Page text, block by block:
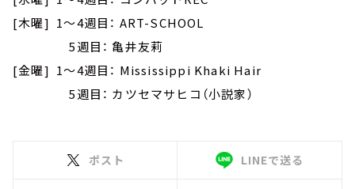
[木曜] 1～4週目： ART-SCHOOL
5週目： 亀井友莉
[金曜] 1～4週目： Mississippi Khaki Hair
5週目： カツセマサヒコ（小説家）
ポスト LINEで送る